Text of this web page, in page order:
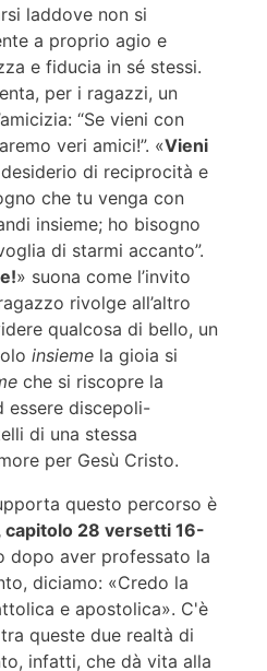
laddove non si
a proprio agio e
e fiducia in sé stessi.
per i ragazzi, un
“Se vieni con
veri amici!”. «Vieni
di reciprocità e
che tu venga con
insieme; ho bisogno
di starmi accanto”.
» suona come l’invito
rivolge all’altro
qualcosa di bello, un
insieme la gioia si
che si riscopre la
essere discepoli-
di una stessa
per Gesù Cristo.
questo percorso è
capitolo 28 versetti 16-
dopo aver professato la
diciamo: «Credo la
e apostolica». C'è
queste due realtà di
infatti, che dà vita alla